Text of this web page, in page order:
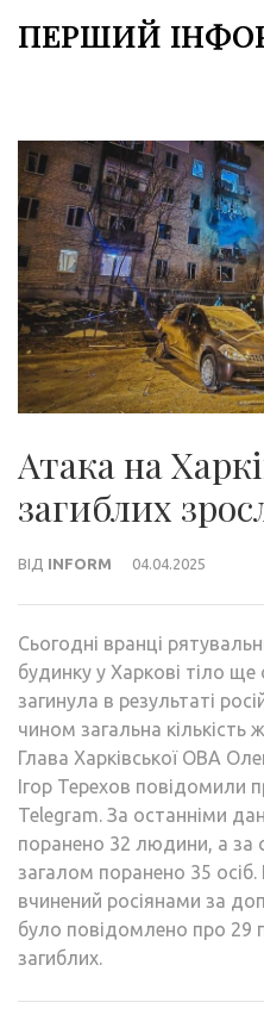
доПЕРШИЙ
Атака на
загиблих
ВІД INFORM 04.04.2025
Сьогодні вранці
будинку у Харкові тіло
загинула в результаті
чином загальна кількість
Глава Харківської ОВА
Ігор Терехов повідомили
Telegram. За останніми
поранено 32 людини, а за
загалом поранено 35
вчинений росіянами за
було повідомлено про 29
загиблих.